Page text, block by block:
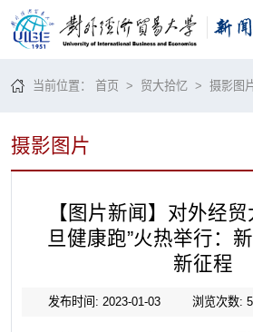
当前位置：首页 > 贸大拾忆 >摄影图
摄影图片
【图片新闻】对外经
旦健康跑”火热举行：
新征程
发布时间: 2023-01-03 浏览次数: